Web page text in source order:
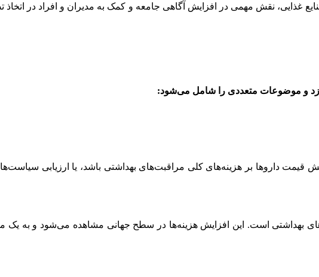
غذایی، نقش مهمی در افزایش آگاهی جامعه و کمک به مدیران و افراد در اتخاذ
و موضوعات متعددی را شامل می‌شود:
داروها بر هزینه‌های کلی مراقبت‌های بهداشتی باشد، یا ارزیابی
بهداشتی است. این افزایش هزینه‌ها در سطح جهانی مشاهده می‌شود و به یک